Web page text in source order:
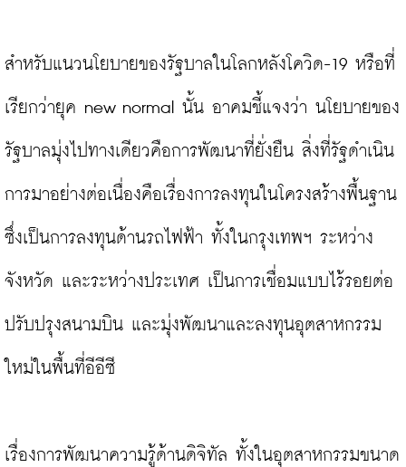
สำหรับแนวนโยบายของรัฐบาลในโลกหลังโควิด-19 หรือที่
เรียกว่ายุค new normal นั้น อาคมชี้แจงว่า นโยบายของ
รัฐบาลมุ่งไปทางเดียวคือการพัฒนาที่ยั่งยืน สิ่งที่รัฐดำเนิน
การมาอย่างต่อเนื่องคือเรื่องการลงทุนในโครงสร้างพื้นฐาน
ซึ่งเป็นการลงทุนด้านรถไฟฟ้า ทั้งในกรุงเทพฯ ระหว่าง
จังหวัด และระหว่างประเทศ เป็นการเชื่อมแบบไร้รอยต่อ
ปรับปรุงสนามบิน และมุ่งพัฒนาและลงทุนอุตสาหกรรม
ใหม่ในพื้นที่อีอีซี
เรื่องการพัฒนาความรู้ด้านดิจิทัล ทั้งในอุตสาหกรรมขนาด